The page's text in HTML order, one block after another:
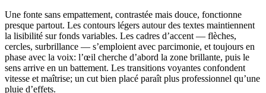
Une fonte sans empattement, contrastée mais douce, fonctionne
presque partout. Les contours légers autour des textes maintiennent
la lisibilité sur fonds variables. Les cadres d’accent — flèches,
cercles, surbrillance — s’emploient avec parcimonie, et toujours en
phase avec la voix: l’œil cherche d’abord la zone brillante, puis le
sens arrive en un battement. Les transitions voyantes confondent
vitesse et maîtrise; un cut bien placé paraît plus professionnel qu’une
pluie d’effets.